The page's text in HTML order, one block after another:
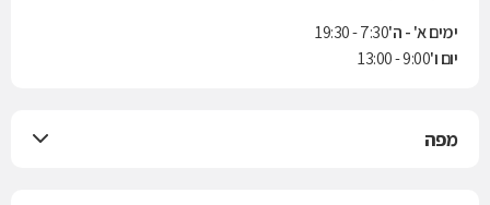
ימים א' - ה'7:30 - 19:30
יום ו'9:00 - 13:00
מפה